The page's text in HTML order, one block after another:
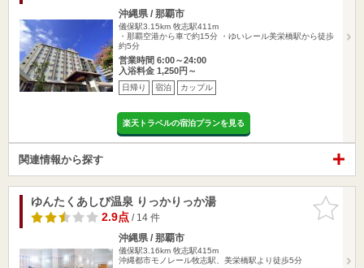
沖縄県 / 那覇市
儀保駅3.15km 牧志駅411m
・那覇空港から車で約15分 ・ゆいレール美栄橋駅から徒歩
約5分
営業時間 6:00～24:00
入浴料金 1,250円～
日帰り 宿泊 カップル
楽天トラベルの宿泊プランを見る
関連情報から探す
お気に入
りに追加
ゆんたくあしび温泉 りっかりっか湯
2.9点/ 14 件
沖縄県 / 那覇市
儀保駅3.16km 牧志駅415m
沖縄都市モノレール牧志駅、美栄橋駅より徒歩5分